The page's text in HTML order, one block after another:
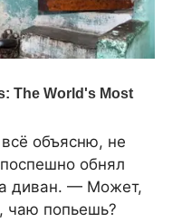
объясню, не
обнял
диван. — Может,
чаю попьешь?